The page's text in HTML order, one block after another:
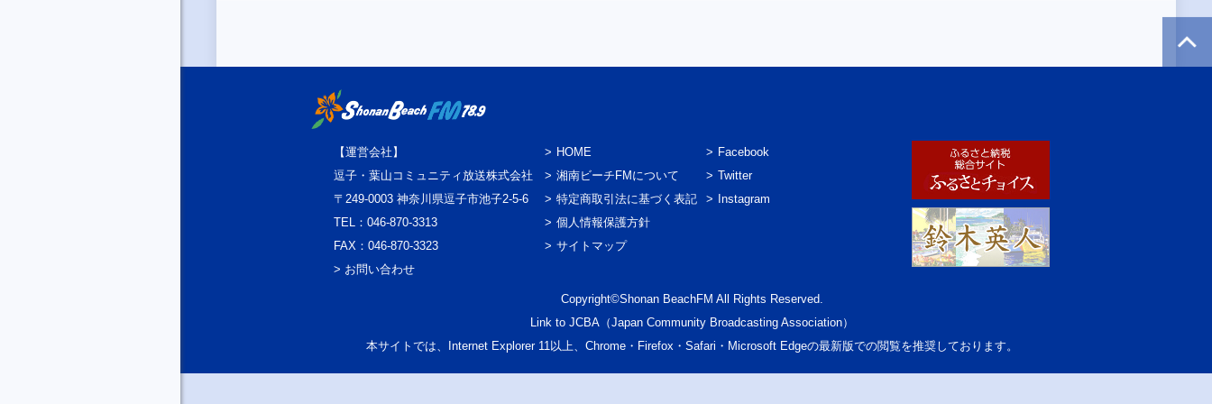
【運営会社】
逗子・葉山コミュニティ放送株式会社
〒249-0003 神奈川県逗子市池子2-5-6
TEL：046-870-3313
FAX：046-870-3323
> お問い合わせ
HOME
湘南ビーチFMについて
特定商取引法に基づく表記
個人情報保護方針
サイトマップ
Facebook
Twitter
Instagram
Copyright©Shonan BeachFM All Rights Reserved.
Link to JCBA（Japan Community Broadcasting Association）
本サイトでは、Internet Explorer 11以上、Chrome・Firefox・Safari・Microsoft Edgeの最新版での閲覧を推奨しております。